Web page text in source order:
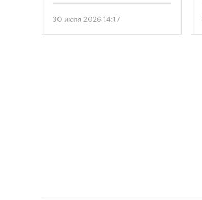
предусматривает возведение 52-
метров.
30 июля 2026 14:17